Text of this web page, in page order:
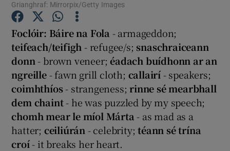
Show Gaeilge sub sections
Show History sub sections
Grianghraf: Mirrorpix/Getty Images
Foclóir: Báire na Fola - armageddon;
teifeach/teifigh - refugee/s; snaschraiceann
donn - brown veneer;éadach buídhonn ar an
ngreille- fawn grill cloth; callairí - speakers;
coimhthíos- strangeness;rinne sé mearbhall
dem chaint- he was puzzled by my speech;
chomh mear le míol Márta - as mad as a
hatter; ceiliúrán - celebrity;téann sé trína
croí- it breaks her heart.